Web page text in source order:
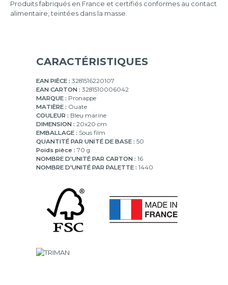
Produits fabriqués en France et certifiés conformes au contact
alimentaire, teintées dans la masse.
CARACTÉRISTIQUES
EAN PIÈCE : 3281516220107
EAN CARTON : 3281510006042
MARQUE : Pronappe
MATIÈRE : Ouate
COULEUR : Bleu marine
DIMENSION : 20x20 cm
EMBALLAGE : Sous film
QUANTITÉ PAR UNITÉ DE BASE : 50
Poids pièce : 70 g
NOMBRE D'UNITÉ PAR CARTON : 16
NOMBRE D'UNITÉ PAR PALETTE : 1440